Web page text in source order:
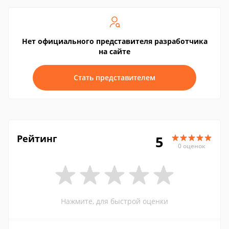
Нет официального представителя разработчика
на сайте
Стать представителем
Рейтинг 5 0 оценок
Нажмите, для быстрой оценки